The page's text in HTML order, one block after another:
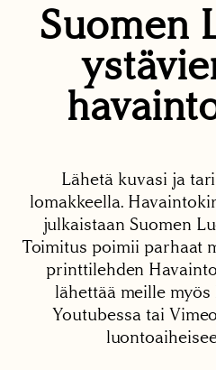
Suomen
Lähetä kuvasi ja
lomakkeella.
julkaistaan Suomen
Toimitus poimii parhaat
printtilehden
lähettää meille
Youtubessa tai